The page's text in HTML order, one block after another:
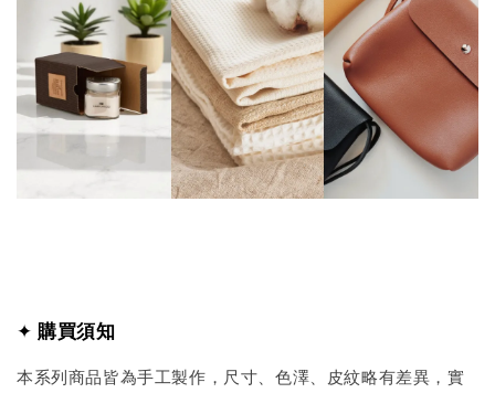
✦ 購買須知
本系列商品皆為手工製作，尺寸、色澤、皮紋略有差異，實